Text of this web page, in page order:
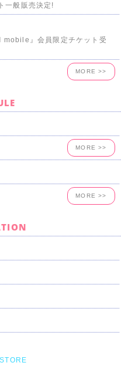
一般販売決定!
mobile』会員限定チケット受
MORE >>
MORE >>
MORE >>